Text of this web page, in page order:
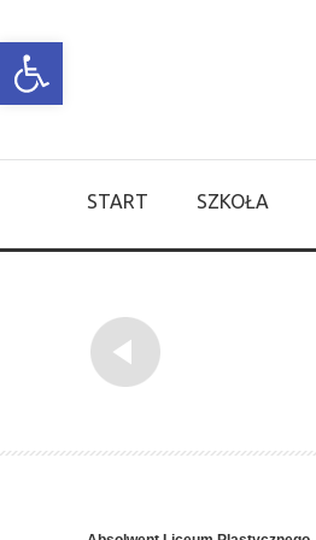
Open toolbar
START SZKOŁA